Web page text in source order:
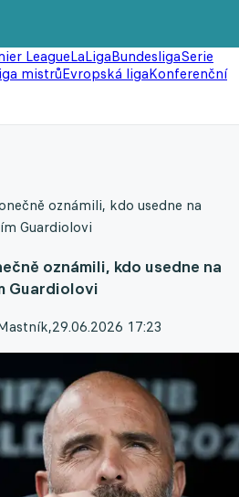
LeagueLaLigaBundesligaSerie
mistrůEvropská ligaKonferenční
oznámili, kdo usedne na
Guardiolovi
oznámili, kdo usedne na
Guardiolovi
,29.06.2026 17:23